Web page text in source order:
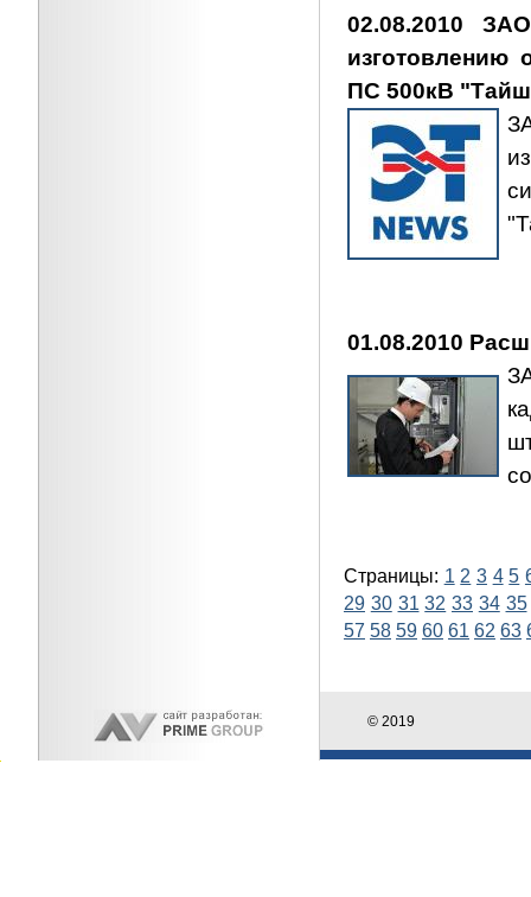
02.08.2010
изготовлению
ПС 500кВ
01.08.2010
Страницы: 1 2 3 4 5
29 30 31 32 33 34 35
57 58 59 60 61 62 63
© 2019